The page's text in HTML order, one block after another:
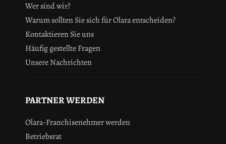
Wer sind wir?
Warum sollten Sie sich für Olara entscheiden?
Kontaktieren Sie uns
Häufig gestellte Fragen
Unsere Nachrichten
PARTNER WERDEN
Olara-Franchisenehmer werden
Betriebsrat